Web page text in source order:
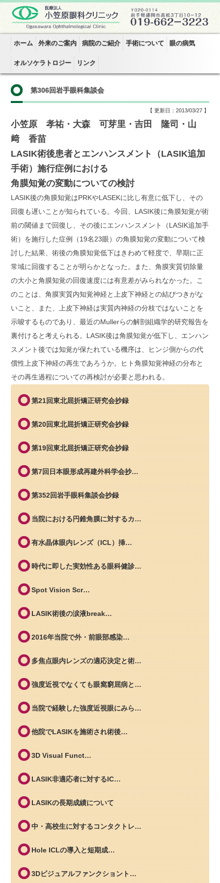
ホーム 外来のご案内 病院のご紹介 手術について 眼の病気
オルソケラトロジー リンク
第306回岩手眼科集談会
【 更新日：2013/03/27 】
小笠原 孝祐・大森 可芽里・吉田 隆司・山
﨑 香苗
LASIK術後患者とエンハンスメント（LASIK追加
手術）施行症例における
角膜知覚の変動についての検討
LASIK後の角膜知覚はPRKやLASEKに比し有意に低下し、その
回復も遅いことが知られている。今回、LASIK後に角膜知覚が術
前の閾値まで回復し、その後にエンハンスメント（LASIK追加手
術）を施行した症例（19名23眼）の角膜知覚の変動について検
討した結果、術後の角膜知覚低下はきわめて軽度で、早期に正
常域に回復することが明らかとなった。また、角膜実質切除量
の大小と角膜知覚の回復速度には有意差がみられなかった。こ
のことは、角膜実質内知覚神経と上皮下神経との結びつきがな
いこと、また、上皮下神経は実質内神経の分枝ではないことを
示唆するものであり、最近のMullerらの解剖組織学的研究報告を
裏付けると考えられる。LASIK後は角膜知覚が低下し、エンハン
スメント後では知覚が保たれている機序は、ヒンジ側からの代
償性上皮下神経の再生であろうか。ヒト角膜知覚神経の分布と
その再生過程についての再検討が必要と思われる。
第21回東北屈折矯正研究会抄録
第20回東北屈折矯正研究会抄録
第19回東北屈折矯正研究会抄録
第7回日本眼形成再建外科学会抄…
第352回岩手眼科集談会抄録
当院における円錐角膜に対するカ…
有水晶体眼内レンズ（ICL）挿…
時代に即した実効性ある眼科健診…
Spot Vision Scr…
LASIK術後の涙液break…
2016年当院で外・前眼部感染…
多焦点眼内レンズの適応決定と術…
強度近視でなくても眼窩窮屈病と…
当院で経験した強度近視眼にみら…
他院でLASIKを施術され術後…
3D Visual Funct…
LASIK非適応者に対するIC…
LASIKの長期成績について
中・高校生に対するコンタクトレ…
Hole ICLの導入と短期成…
3Dビジュアルファンクショント…